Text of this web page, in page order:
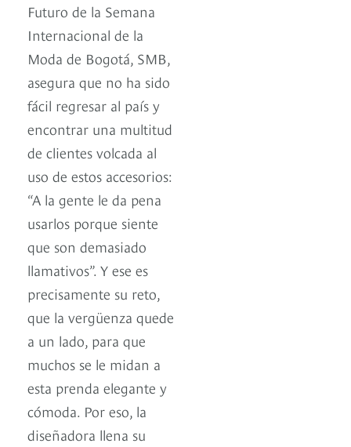
Futuro de la Semana
Internacional de la
Moda de Bogotá, SMB,
asegura que no ha sido
fácil regresar al país y
encontrar una multitud
de clientes volcada al
uso de estos accesorios:
“A la gente le da pena
usarlos porque siente
que son demasiado
llamativos”. Y ese es
precisamente su reto,
que la vergüenza quede
a un lado, para que
muchos se le midan a
esta prenda elegante y
cómoda. Por eso, la
diseñadora llena su